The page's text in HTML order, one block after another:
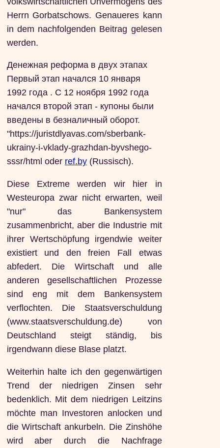
Herrn Gorbatschows. Genaueres kann
in dem nachfolgenden Beitrag gelesen
werden.
Денежная реформа в двух этапах
Первый этап начался 10 января
1992 года . С 12 ноября 1992 года
начался второй этап - купоны были
введены в безналичный оборот.
"https://juristdlyavas.com/sberbank-
ukrainy-i-vklady-grazhdan-byvshego-
sssr/html oder ref.by(Russisch).
Diese Extreme werden wir hier in
Westeuropa zwar nicht erwarten, weil
"nur" das Bankensystem
zusammenbricht, aber die Industrie mit
ihrer Wertschöpfung irgendwie weiter
existiert und den freien Fall etwas
abfedert. Die Wirtschaft und alle
anderen gesellschaftlichen Prozesse
sind eng mit dem Bankensystem
verflochten. Die Staatsverschuldung
(www.staatsverschuldung.de) von
Deutschland steigt ständig, bis
irgendwann diese Blase platzt.
Weiterhin halte ich den gegenwärtigen
Trend der niedrigen Zinsen sehr
bedenklich. Mit dem niedrigen Leitzins
möchte man Investoren anlocken und
die Wirtschaft ankurbeln. Die Zinshöhe
wird aber durch die Nachfrage